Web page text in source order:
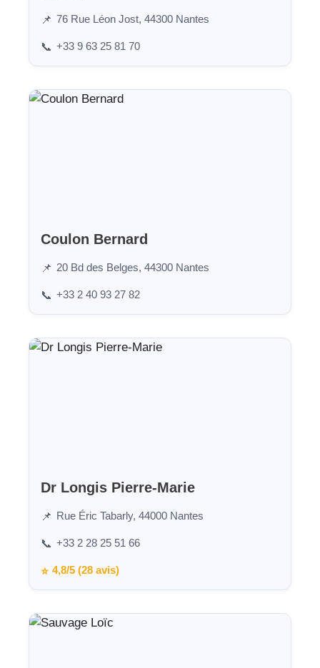
📌 76 Rue Léon Jost, 44300 Nantes
📞 +33 9 63 25 81 70
Coulon Bernard
📌 20 Bd des Belges, 44300 Nantes
📞 +33 2 40 93 27 82
Dr Longis Pierre-Marie
📌 Rue Éric Tabarly, 44000 Nantes
📞 +33 2 28 25 51 66
⭐ 4,8/5 (28 avis)